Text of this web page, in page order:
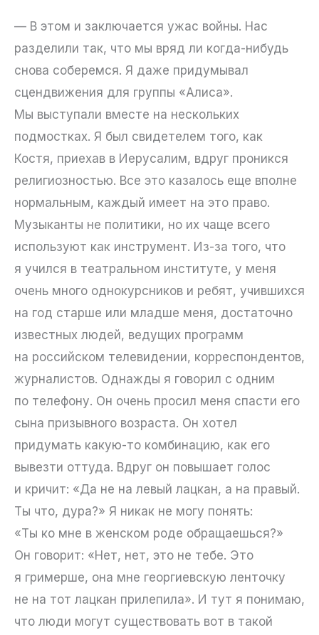
— В этом и заключается ужас войны. Нас
разделили так, что мы вряд ли когда-нибудь
снова соберемся. Я даже придумывал
сцендвижения для группы «Алиса».
Мы выступали вместе на нескольких
подмостках. Я был свидетелем того, как
Костя, приехав в Иерусалим, вдруг проникся
религиозностью. Все это казалось еще вполне
нормальным, каждый имеет на это право.
Музыканты не политики, но их чаще всего
используют как инструмент. Из-за того, что
я учился в театральном институте, у меня
очень много однокурсников и ребят, учившихся
на год старше или младше меня, достаточно
известных людей, ведущих программ
на российском телевидении, корреспондентов,
журналистов. Однажды я говорил с одним
по телефону. Он очень просил меня спасти его
сына призывного возраста. Он хотел
придумать какую-то комбинацию, как его
вывезти оттуда. Вдруг он повышает голос
и кричит: «Да не на левый лацкан, а на правый.
Ты что, дура?» Я никак не могу понять:
«Ты ко мне в женском роде обращаешься?»
Он говорит: «Нет, нет, это не тебе. Это
я гримерше, она мне георгиевскую ленточку
не на тот лацкан прилепила». И тут я понимаю,
что люди могут существовать вот в такой